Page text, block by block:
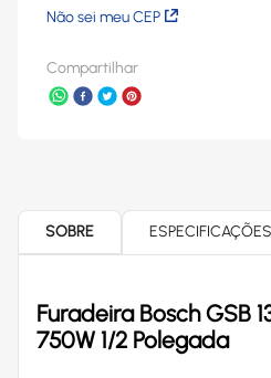
Não sei meu CEP
Compartilhar
SOBRE ESPECIFICAÇÕES
Furadeira Bosch GSB
750W 1/2 Polegada